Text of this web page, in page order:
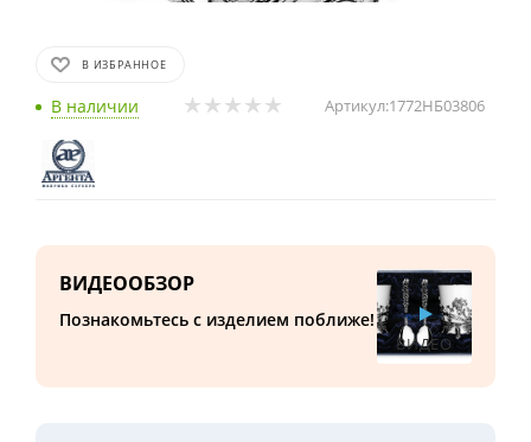
В ИЗБРАННОЕ
В наличии Артикул:1772НБ03806
ВИДЕООБЗОР
Познакомьтесь с изделием поближе!
ВИДЕО